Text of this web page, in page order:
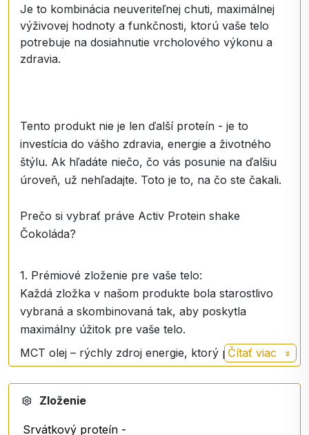
Je to kombinácia neuveriteľnej chuti, maximálnej
výživovej hodnoty a funkčnosti, ktorú vaše telo
potrebuje na dosiahnutie vrcholového výkonu a
zdravia.
Tento produkt nie je len ďalší proteín - je to
investícia do vášho zdravia, energie a životného
štýlu. Ak hľadáte niečo, čo vás posunie na ďalšiu
úroveň, už nehľadajte. Toto je to, na čo ste čakali.
Prečo si vybrať práve Activ Protein shake
Čokoláda?
1. Prémiové zloženie pre vaše telo:
Každá zložka v našom produkte bola starostlivo
vybraná a skombinovaná tak, aby poskytla
maximálny úžitok pre vaše telo.
MCT olej – rýchly zdroj energie, ktorý podporuje
spaľovanie tukov a mentálny výkon.
Probiotiká LACTOSPORE 6M® – podpora zdravej
črevnej mikroflóry, ktorá zlepšuje trávenie a
imunitu.
Čítať viac
Zloženie
Srvátkový proteín -